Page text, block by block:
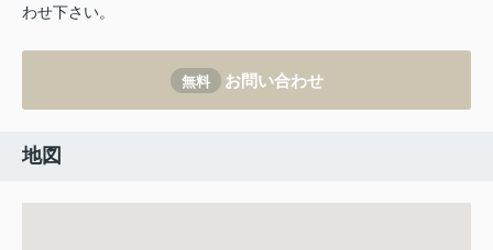
わせ下さい。
無料 お問い合わせ
地図